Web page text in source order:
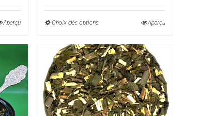
Aperçu
prix :
20,00€
Choix des optionsCe
a
plusieurs
variations.
Les
options
Aperçu